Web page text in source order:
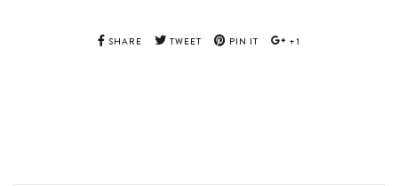
SHARE TWEET PIN IT +1